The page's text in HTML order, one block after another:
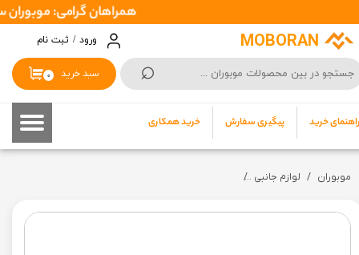
MOBORAN
⌕ ۰ سبد خرید
راهنمای خرید پیگیری سفارش خرید همکاری
ورود / ثبت نام
حساب کاربری من
تغییر گذر واژه
خروج از حساب کاربری
همراهان گرامی: موبوران سفارشات شما را در اسرع وقت ( 1 تا 2 روز
موبوران لوازم جانبی